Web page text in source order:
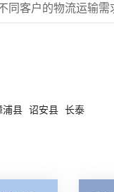
客户的物流运输需
浦县 诏安县 长泰